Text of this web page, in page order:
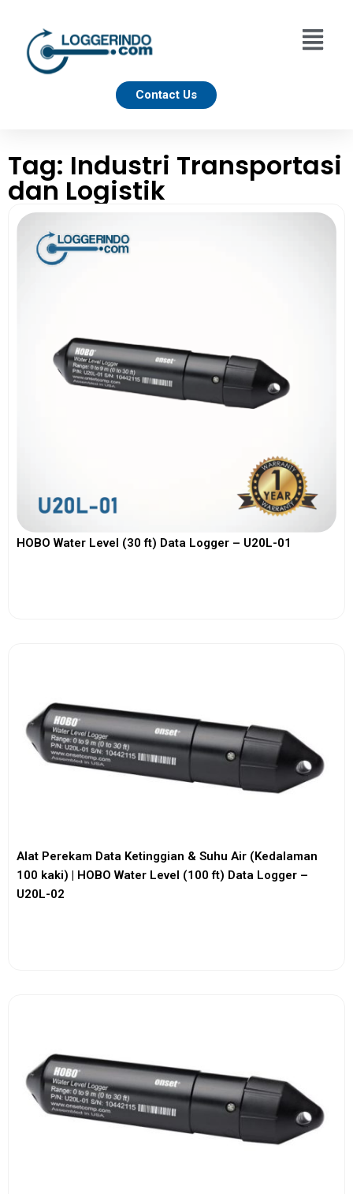
Contact Us
Tag: Industri Transportasi
dan Logistik
HOBO Water Level (30 ft) Data Logger – U20L-01
Alat Perekam Data Ketinggian & Suhu Air (Kedalaman
100 kaki) | HOBO Water Level (100 ft) Data Logger –
U20L-02